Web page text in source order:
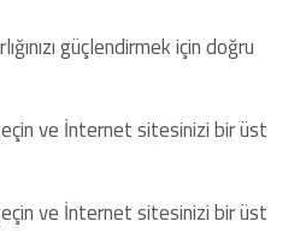
güçlendirmek için doğru
ve İnternet sitesinizi bir üst
ve İnternet sitesinizi bir üst